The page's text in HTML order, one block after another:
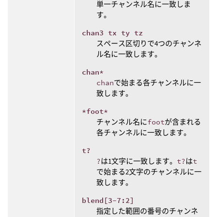
単一チャンネル名に一致しま
す。
chan3 tx ty tz
スペース区切りで4つのチャンネ
ル名に一致します。
chan*
chanで始まる各チャンネルに一
致します。
*foot*
チャンネル名にfootが含まれる
各チャンネルに一致します。
t?
?は1文字に一致します。 t?はt
で始まる2文字のチャンネルに一
致します。
blend[3-7:2]
指定した範囲の番号のチャンネ